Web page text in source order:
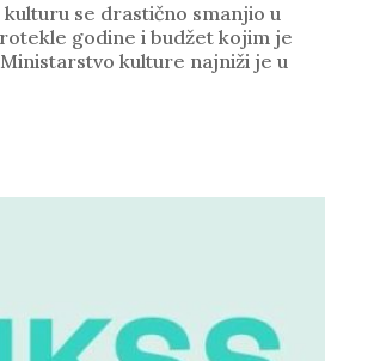
se drastično smanjio u
godine i budžet kojim je
kulture najniži je u